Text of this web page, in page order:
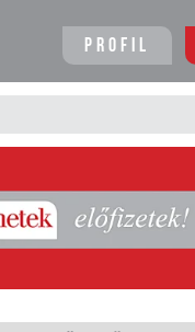
Profil